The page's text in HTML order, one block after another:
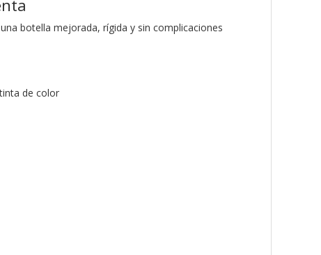
botella mejorada, rígida y sin complicaciones
de color